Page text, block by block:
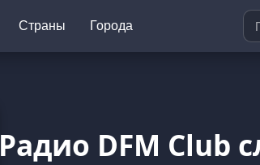
Страны Города
Радио DFM Club